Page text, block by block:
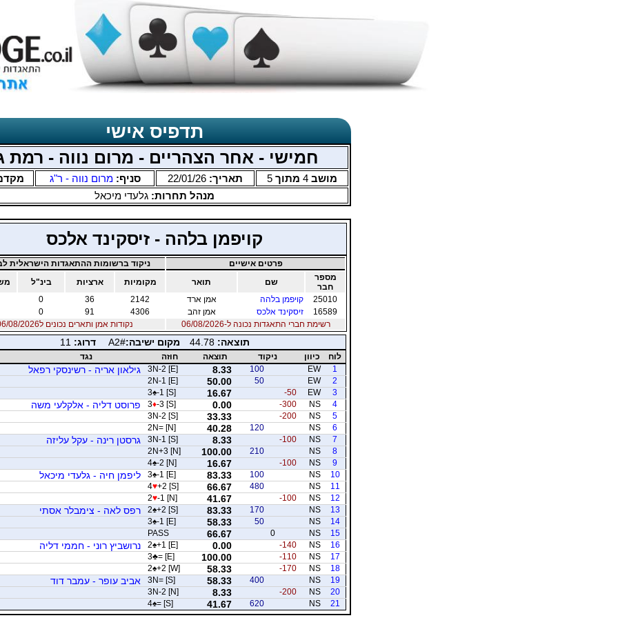
תדפיס אישי
חמישי - אחר הצהריים - מרום נווה - רמת
מושב 4 מתוך 5 תאריך: 22/01/26 סניף:מרום נווה - ר"ג
מנהל תחרות: גלעדי מיכאל
קויפמן בלהה - זיסקינד אלכס
פרטים אישיים
ניקוד ברשומות ההתאגדות הישראלית
מספר
חבר
שם תואר מקומיות ארציות בינ"ל
25010
קויפמן בלהה אמן ארד 2142
36
0
16589
זיסקינד אלכס אמן זהב 4306
91
0
רשימת חברי התאגדות נכונה ל-06/08/2026
נקודות אמן ותארים נכונים ל06/08/2026
תוצאה:44.78 מקום ישיבה:A2# דרוג: 11
לוח כיוון ניקוד תוצאה חוזה
נגד
1
EW
100
8.33
3N-2 [E] גילאון אריה - רשינסקי רפאל
2
EW
50
50.00
2N-1 [E]
3
EW
-50
16.67
3♠-1 [S]
4
NS
-300
0.00
3♦-3 [S] פרוסט דליה - אלקלעי משה
5
NS
-200
33.33
3N-2 [S]
6
NS
120
40.28
2N= [N]
7
NS
-100
8.33
3N-1 [S] גרסטן רינה - עקל עליזה
8
NS
210
100.00
2N+3 [N]
9
NS
-100
16.67
4♠-2 [N]
10
NS
100
83.33
3♠-1 [E] ליפמן חיה - גלעדי מיכאל
11
NS
480
66.67
4♥+2 [S]
12
NS
-100
41.67
2♥-1 [N]
13
NS
170
83.33
2♠+2 [S] רפס לאה - צימבלר אסתי
14
NS
50
58.33
3♠-1 [E]
15
NS
0
66.67
PASS
16
NS
-140
0.00
2♠+1 [E] נרושביץ רוני - חממי דליה
17
NS
-110
100.00
3♣= [E]
18
NS
-170
58.33
2♠+2 [W]
19
NS
400
58.33
3N= [S] אביב עופר - עמבר דוד
20
NS
-200
8.33
3N-2 [N]
21
NS
620
41.67
4♠= [S]